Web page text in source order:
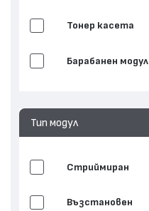
Тонер касета
Барабанен модул
Тип модул
Стриймиран
Възстановен